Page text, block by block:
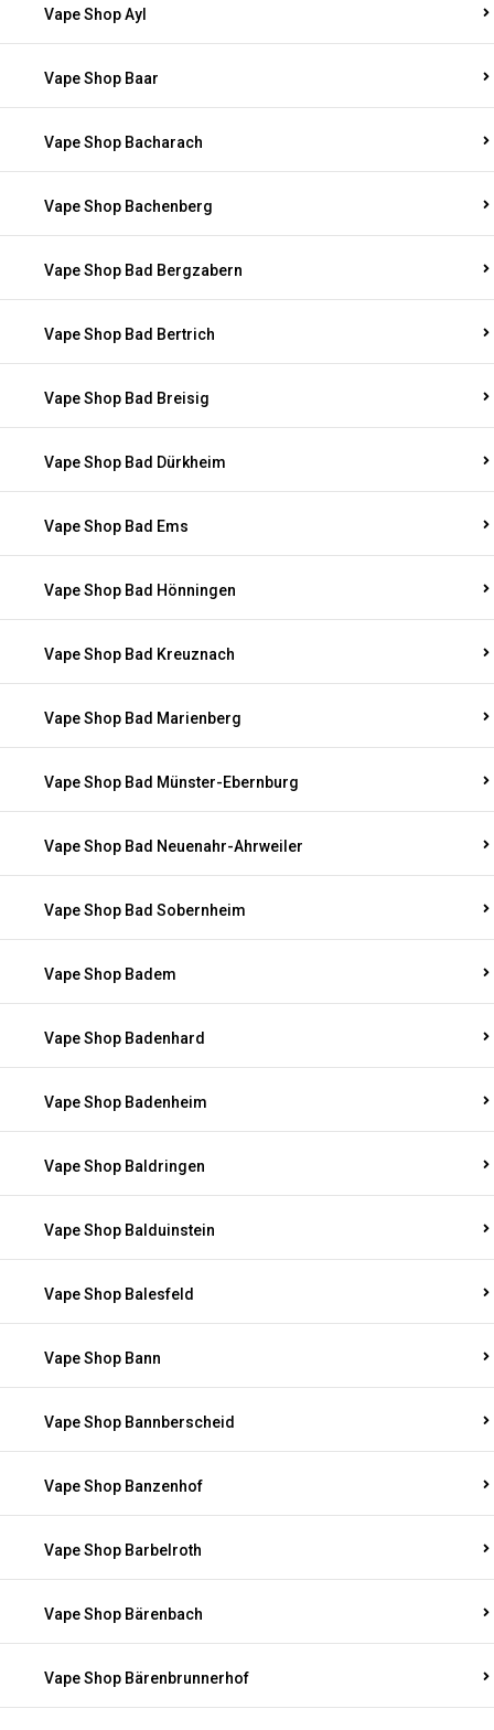
Vape Shop Ayl
Vape Shop Baar
Vape Shop Bacharach
Vape Shop Bachenberg
Vape Shop Bad Bergzabern
Vape Shop Bad Bertrich
Vape Shop Bad Breisig
Vape Shop Bad Dürkheim
Vape Shop Bad Ems
Vape Shop Bad Hönningen
Vape Shop Bad Kreuznach
Vape Shop Bad Marienberg
Vape Shop Bad Münster-Ebernburg
Vape Shop Bad Neuenahr-Ahrweiler
Vape Shop Bad Sobernheim
Vape Shop Badem
Vape Shop Badenhard
Vape Shop Badenheim
Vape Shop Baldringen
Vape Shop Balduinstein
Vape Shop Balesfeld
Vape Shop Bann
Vape Shop Bannberscheid
Vape Shop Banzenhof
Vape Shop Barbelroth
Vape Shop Bärenbach
Vape Shop Bärenbrunnerhof